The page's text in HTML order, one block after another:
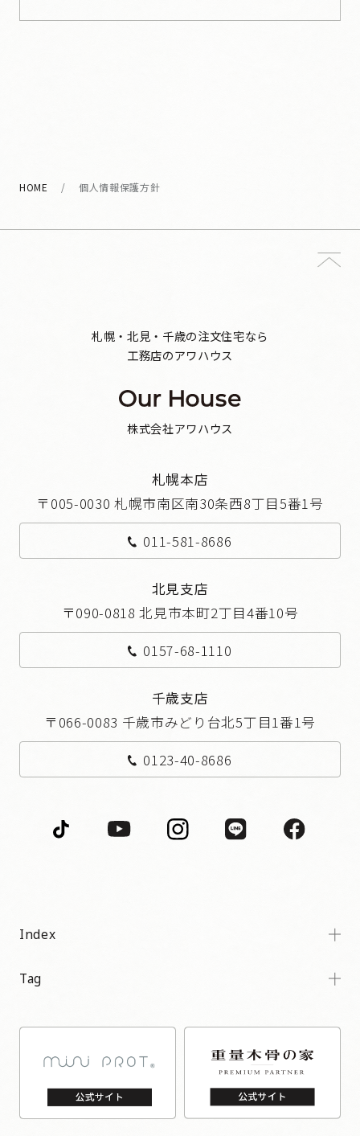
HOME 個人情報保護方針
札幌・北見・千歳の注文住宅なら
工務店のアワハウス
株式会社アワハウス
札幌本店
〒005-0030 札幌市南区南30条西8丁目5番1号
011-581-8686
北見支店
〒090-0818 北見市本町2丁目4番10号
0157-68-1110
千歳支店
〒066-0083 千歳市みどり台北5丁目1番1号
0123-40-8686
Index
Tag